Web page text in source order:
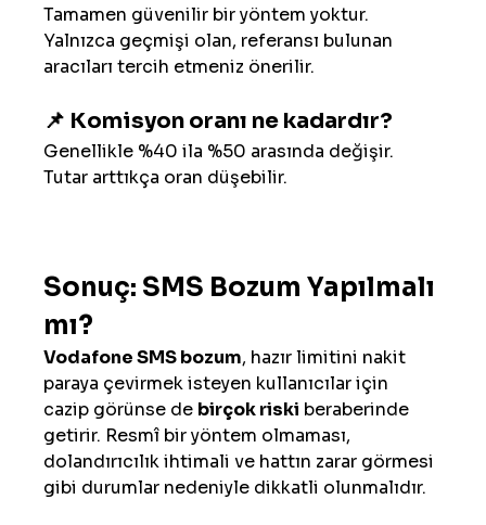
Tamamen güvenilir bir yöntem yoktur.
Yalnızca geçmişi olan, referansı bulunan
aracıları tercih etmeniz önerilir.
📌 Komisyon oranı ne kadardır?
Genellikle %40 ila %50 arasında değişir.
Tutar arttıkça oran düşebilir.
Sonuç: SMS Bozum Yapılmalı
mı?
Vodafone SMS bozum, hazır limitini nakit
paraya çevirmek isteyen kullanıcılar için
cazip görünse de birçok riski beraberinde
getirir. Resmî bir yöntem olmaması,
dolandırıcılık ihtimali ve hattın zarar görmesi
gibi durumlar nedeniyle dikkatli olunmalıdır.